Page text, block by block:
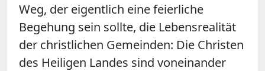
Weg, der eigentlich eine feierliche
Begehung sein sollte, die Lebensrealität
der christlichen Gemeinden: Die Christen
des Heiligen Landes sind voneinander